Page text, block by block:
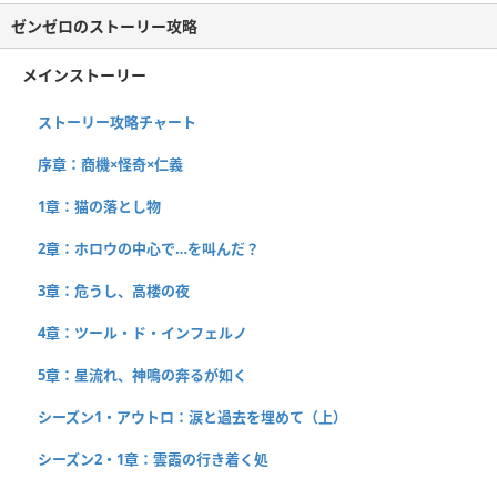
ゼンゼロのストーリー攻略
メインストーリー
ストーリー攻略チャート
序章：商機×怪奇×仁義
1章：猫の落とし物
2章：ホロウの中心で…を叫んだ？
3章：危うし、高楼の夜
4章：ツール・ド・インフェルノ
5章：星流れ、神鳴の奔るが如く
シーズン1・アウトロ：涙と過去を埋めて（上）
シーズン2・1章：雲霞の行き着く処